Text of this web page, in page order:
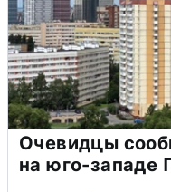
Очевидцы
на юго-западе